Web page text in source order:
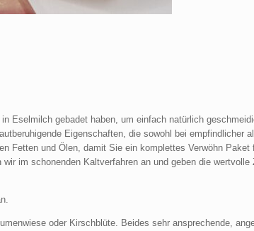
Eselmilch gebadet haben, um einfach natürlich
Eigenschaften, die sowohl bei empfindlicher
Fetten und Ölen, damit Sie ein komplettes Verwöhn
im schonenden Kaltverfahren an und geben die wertvolle
oder Kirschblüte. Beides sehr ansprechende,